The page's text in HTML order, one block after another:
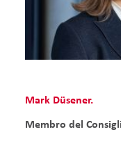
Mark Düsener.
Membro del